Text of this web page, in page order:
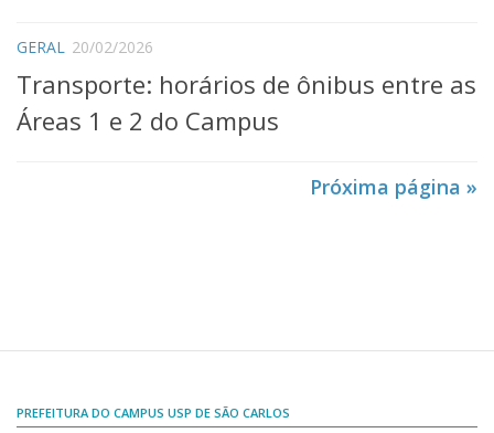
Serviços
Biblioteca
Administrativo e Financeiro
Creche e Pré-Escola
GERAL 20/02/2026
Transporte: horários de ônibus entre as
Áreas 1 e 2 do Campus
Próxima página »
PREFEITURA DO CAMPUS USP DE SÃO CARLOS